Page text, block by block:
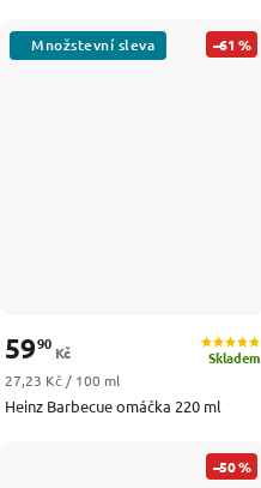
–61 %
Heinz Barbecue omáčka 220 ml
Skladem
5990
Kč
Měrná cena:
27,23 Kč / 100 ml
–50 %